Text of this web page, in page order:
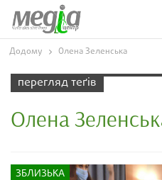
Додому Олена Зеленська
перегляд теґів
Олена
ЗБЛИЗЬКА